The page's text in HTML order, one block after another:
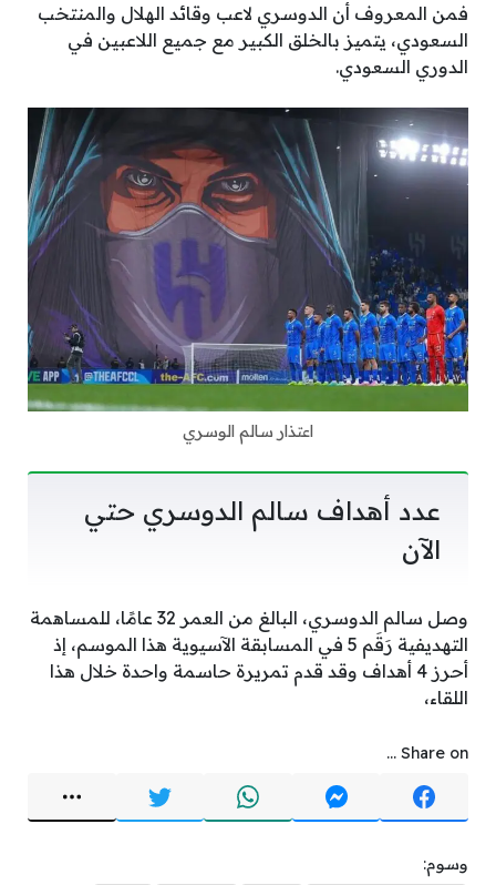
فمن المعروف أن الدوسري لاعب وقائد الهلال والمنتخب
السعودي، يتميز بالخلق الكبير مع جميع اللاعبين في
الدوري السعودي.
اعتذار سالم الوسري
عدد أهداف سالم الدوسري حتي
الآن
وصل سالم الدوسري، البالغ من العمر 32 عامًا، للمساهمة
التهديفية رَقَم 5 في المسابقة الآسيوية هذا الموسم، إذ
أحرز 4 أهداف وقد قدم تمريرة حاسمة واحدة خلال هذا
اللقاء،
Share on ...
وسوم: